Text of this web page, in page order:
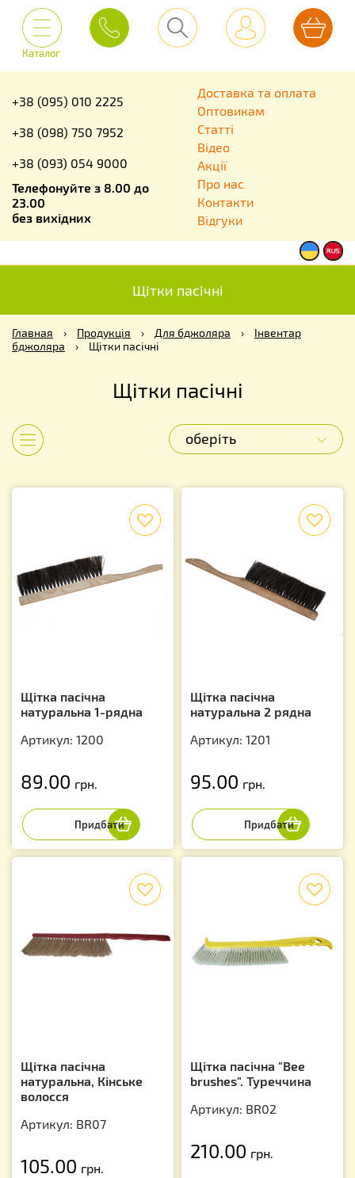
Каталог
+38 (095) 010 2225
+38 (098) 750 7952
+38 (093) 054 9000
Телефонуйте з 8.00 до
23.00
без вихідних
Доставка та оплата
Оптовикам
Статті
Відео
Акції
Про нас
Контакти
Відгуки
Щітки пасічні
Главная › Продукція › Для бджоляра ›
Інвентар
бджоляра
› Щітки пасічні
Щітки пасічні
оберіть
Щітка пасічна
натуральна 1-рядна
Артикул: 1200
89.00 грн.
Щітка пасічна
натуральна 2 рядна
Артикул: 1201
95.00 грн.
Щітка пасічна
натуральна, Кінське
волосся
Артикул: BR07
105.00 грн.
Щітка пасічна "Bee
brushes". Туреччина
Артикул: BR02
210.00 грн.